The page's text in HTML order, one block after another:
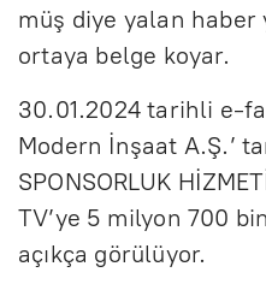
müş diye yalan haber
ortaya belge koyar.
30.01.2024 tarihli e-
Modern İnşaat A.Ş.’
SPONSORLUK
TV’ye 5 milyon 700
açıkça görülüyor.